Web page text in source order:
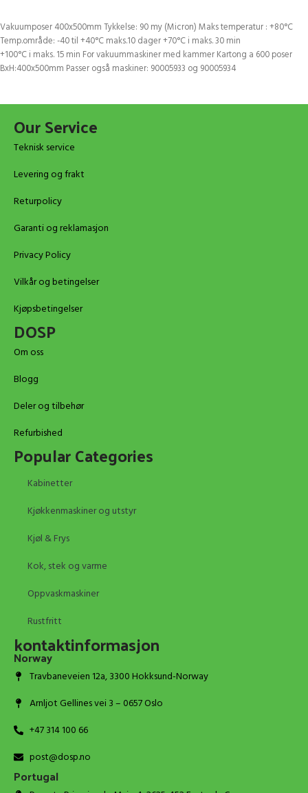
Vakuumposer 400x500mm Tykkelse: 90 my (Micron) Maks temperatur : +80°C
Temp.område: -40 til +40°C maks.10 dager +70°C i maks. 30 min
+100°C i maks. 15 min For vakuummaskiner med kammer Kartong a 600 poser
BxH:400x500mm Passer også maskiner: 90005933 og 90005934
Our Service
Teknisk service
Levering og frakt
Returpolicy
Garanti og reklamasjon
Privacy Policy
Vilkår og betingelser
Kjøpsbetingelser
DOSP
Om oss
Blogg
Deler og tilbehør
Refurbished
Popular Categories
Kabinetter
Kjøkkenmaskiner og utstyr
Kjøl & Frys
Kok, stek og varme
Oppvaskmaskiner
Rustfritt
kontaktinformasjon
Norway
Travbaneveien 12a, 3300 Hokksund-Norway
Arnljot Gellines vei 3 – 0657 Oslo
+47 314 100 66
post@dosp.no
Portugal